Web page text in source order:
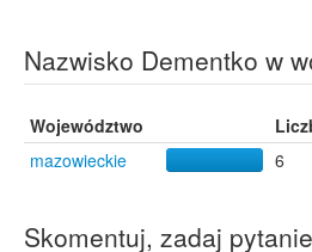
Nazwisko Dementko w
Województwo
mazowieckie
6
Skomentuj, zadaj